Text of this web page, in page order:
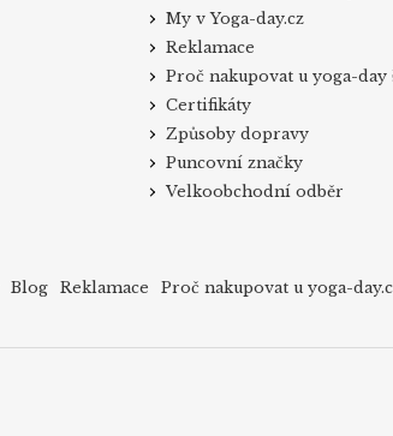
My v Yoga-day.cz
Reklamace
Proč nakupovat u yoga-day
Certifikáty
Způsoby dopravy
Puncovní značky
Velkoobchodní odběr
Blog Reklamace Proč nakupovat u yoga-